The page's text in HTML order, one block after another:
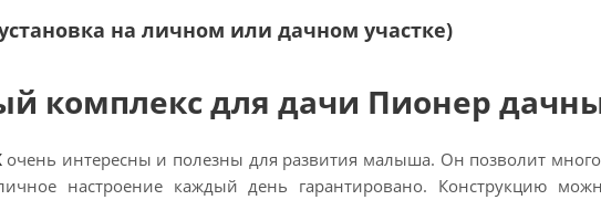
на личном или дачном участке)
комплекс для дачи Пионер
очень интересны и полезны для развития малыша. Он позволит
настроение каждый день гарантировано. Конструкцию